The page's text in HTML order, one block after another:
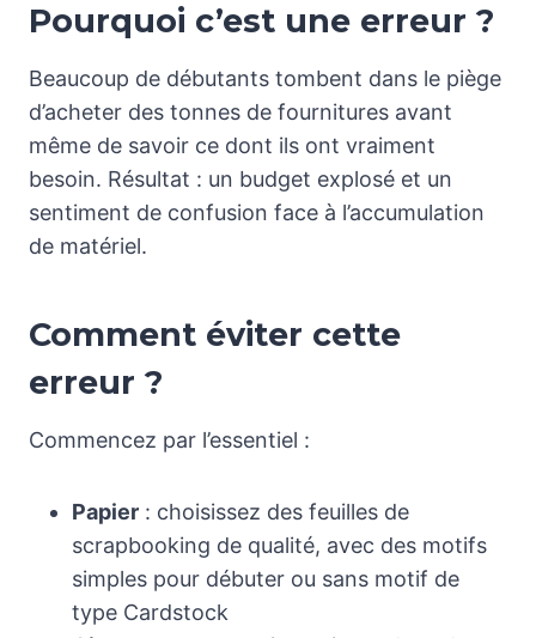
Pourquoi c’est une erreur ?
Beaucoup de débutants tombent dans le piège
d’acheter des tonnes de fournitures avant
même de savoir ce dont ils ont vraiment
besoin. Résultat : un budget explosé et un
sentiment de confusion face à l’accumulation
de matériel.
Comment éviter cette
erreur ?
Commencez par l’essentiel :
Papier : choisissez des feuilles de
scrapbooking de qualité, avec des motifs
simples pour débuter ou sans motif de
type Cardstock